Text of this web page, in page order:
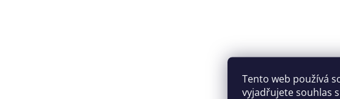
Tento web používá
vyjadřujete souhlas